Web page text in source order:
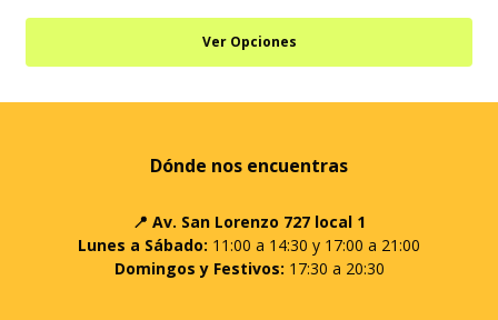
Ver Opciones
Dónde nos encuentras
📍 Av. San Lorenzo 727 local 1
Lunes a Sábado: 11:00 a 14:30 y 17:00 a 21:00
Domingos y Festivos: 17:30 a 20:30